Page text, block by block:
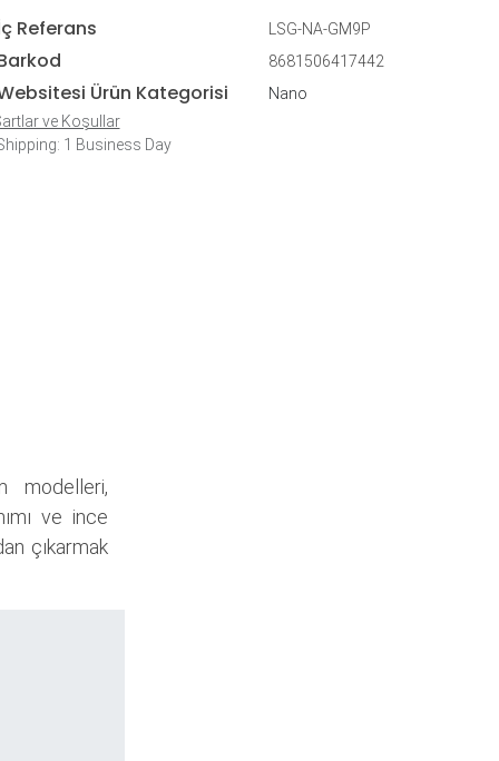
Referans LSG-NA-GM9P
8681506417442
Ürün Kategorisi
Nano
ve Koşullar
1 Business Day
modelleri,
ve ince
çıkarmak